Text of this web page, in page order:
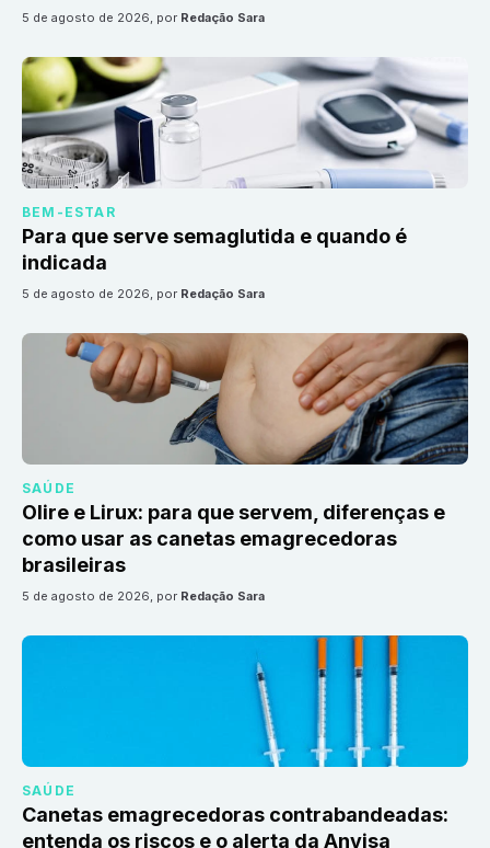
5 de agosto de 2026, por Redação Sara
BEM-ESTAR
Para que serve semaglutida e quando é
indicada
5 de agosto de 2026, por Redação Sara
SAÚDE
Olire e Lirux: para que servem, diferenças e
como usar as canetas emagrecedoras
brasileiras
5 de agosto de 2026, por Redação Sara
SAÚDE
Canetas emagrecedoras contrabandeadas:
entenda os riscos e o alerta da Anvisa